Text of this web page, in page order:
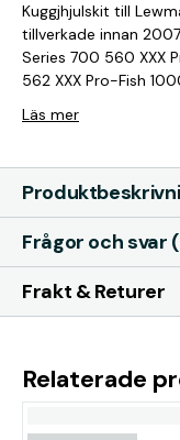
Kuggjhjulskit till Lewmar Pro-
tillverkade innan 2007
Series 700 560 XXX Pro-Series 1000 570 XXX Pro-Fish 700
Läs mer
Frågor och svar
Frakt & Returer
Relaterade